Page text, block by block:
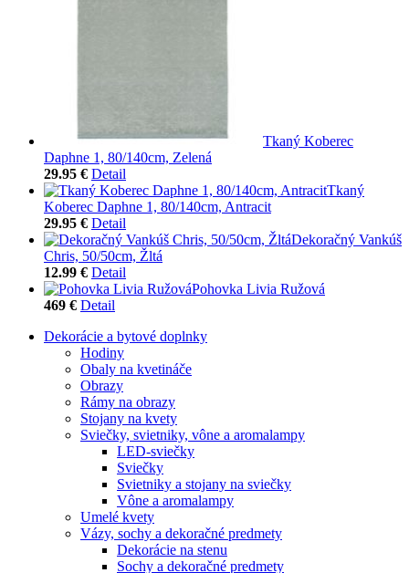
Tkaný Koberec
Daphne 1, 80/140cm, Zelená
29.95 € Detail
Tkaný
Koberec Daphne 1, 80/140cm, Antracit
29.95 € Detail
Dekoračný Vankúš
Chris, 50/50cm, Žltá
12.99 € Detail
Pohovka Livia Ružová
469 € Detail
Dekorácie a bytové doplnky
Hodiny
Obaly na kvetináče
Obrazy
Rámy na obrazy
Stojany na kvety
Sviečky, svietniky, vône a aromalampy
LED-sviečky
Sviečky
Svietniky a stojany na sviečky
Vône a aromalampy
Umelé kvety
Vázy, sochy a dekoračné predmety
Dekorácie na stenu
Sochy a dekoračné predmety